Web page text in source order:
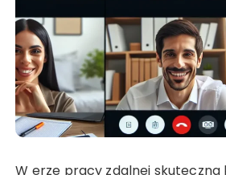
W erze pracy zdalnej skuteczna komunikacja i